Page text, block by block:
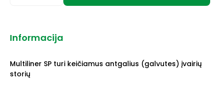
Informacija
Multiliner SP turi keičiamus antgalius (galvutes) įvairių
storių